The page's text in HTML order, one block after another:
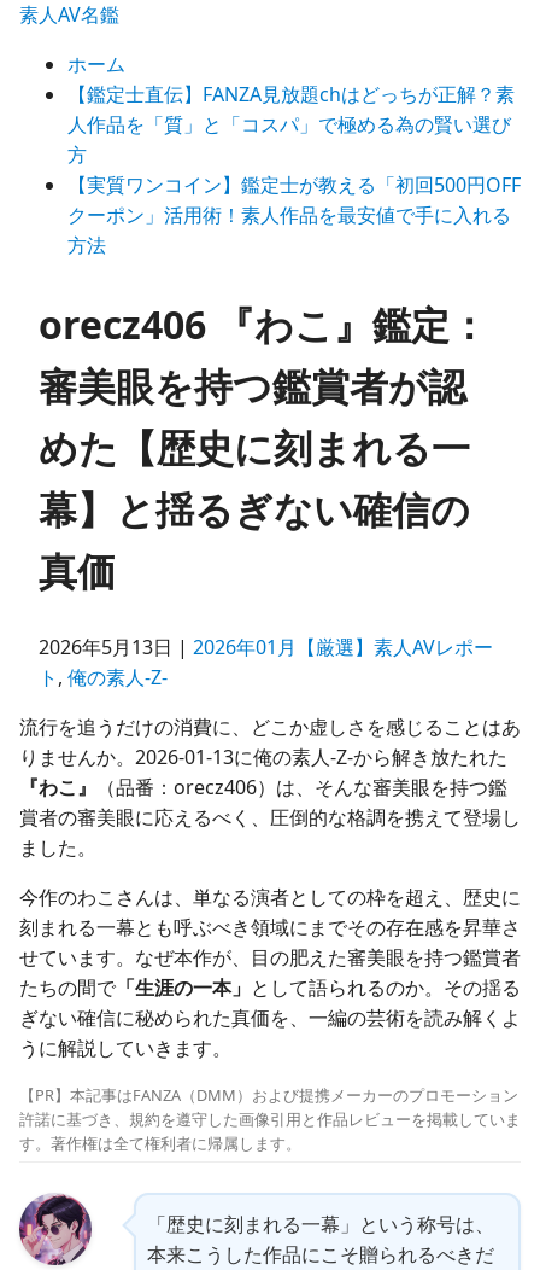
素人AV名鑑
ホーム
【鑑定士直伝】FANZA見放題chはどっちが正解？素
人作品を「質」と「コスパ」で極める為の賢い選び
方
【実質ワンコイン】鑑定士が教える「初回500円OFF
クーポン」活用術！素人作品を最安値で手に入れる
方法
orecz406 『わこ』鑑定：
審美眼を持つ鑑賞者が認
めた【歴史に刻まれる一
幕】と揺るぎない確信の
真価
2026年5月13日 | 2026年01月【厳選】素人AVレポー
ト , 俺の素人-Z-
流行を追うだけの消費に、どこか虚しさを感じることはあ
りませんか。2026-01-13に俺の素人-Z-から解き放たれた
『わこ』
（品番：orecz406）は、そんな審美眼を持つ鑑
賞者の審美眼に応えるべく、圧倒的な格調を携えて登場し
ました。
今作のわこさんは、単なる演者としての枠を超え、歴史に
刻まれる一幕とも呼ぶべき領域にまでその存在感を昇華さ
せています。なぜ本作が、目の肥えた審美眼を持つ鑑賞者
たちの間で 「生涯の一本」 として語られるのか。その揺る
ぎない確信に秘められた真価を、一編の芸術を読み解くよ
うに解説していきます。
【PR】本記事はFANZA（DMM）および提携メーカーのプロモーション
許諾に基づき、規約を遵守した画像引用と作品レビューを掲載していま
す。著作権は全て権利者に帰属します。
「歴史に刻まれる一幕」という称号は、
本来こうした作品にこそ贈られるべきだ